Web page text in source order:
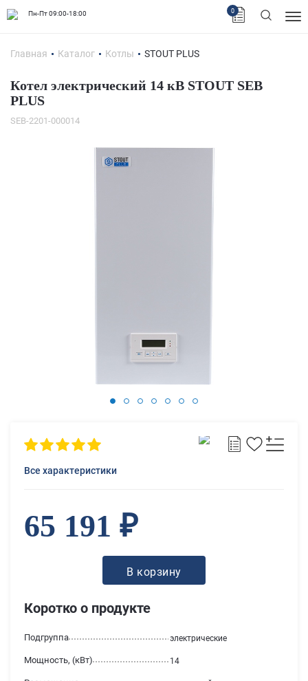
Пн-Пт 09:00-18:00 0
Главная Каталог Котлы STOUT PLUS
Котел электрический 14 кВ STOUT SEB
PLUS
SEB-2201-000014
Коротко о продукте
Подгруппа электрические
Мощность, (кВт) 14
Все характеристики
65 191 ₽
В корзину